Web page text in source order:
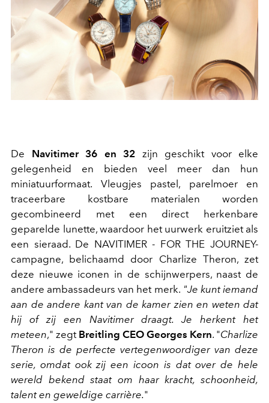
De Navitimer 36 en 32 zijn geschikt voor elke
gelegenheid en bieden veel meer dan hun
miniatuurformaat. Vleugjes pastel, parelmoer en
traceerbare kostbare materialen worden
gecombineerd met een direct herkenbare
geparelde lunette, waardoor het uurwerk eruitziet als
een sieraad. De NAVITIMER - FOR THE JOURNEY-
campagne, belichaamd door Charlize Theron, zet
deze nieuwe iconen in de schijnwerpers, naast de
andere ambassadeurs van het merk. "Je kunt iemand
aan de andere kant van de kamer zien en weten dat
hij of zij een Navitimer draagt. Je herkent het
meteen," zegt Breitling CEO Georges Kern. "Charlize
Theron is de perfecte vertegenwoordiger van deze
serie, omdat ook zij een icoon is dat over de hele
wereld bekend staat om haar kracht, schoonheid,
talent en geweldige carrière."